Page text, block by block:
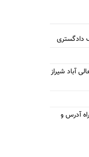
دادگستری
آباد شیراز
آدرس و